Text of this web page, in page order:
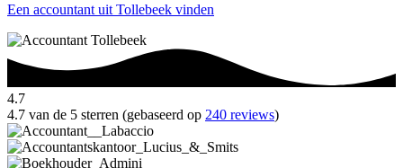
Een accountant uit Tollebeek vinden
4.7
4.7 van de 5 sterren (gebaseerd op 240 reviews)